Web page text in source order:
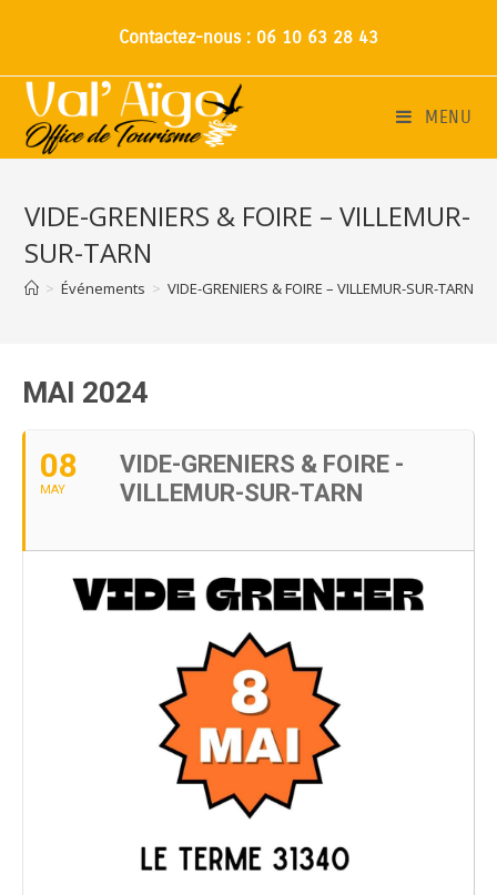
Contactez-nous : 06 10 63 28 43
MENU
VIDE-GRENIERS & FOIRE – VILLEMUR-
SUR-TARN
> Événements > VIDE-GRENIERS & FOIRE – VILLEMUR-SUR-TARN
MAI 2024
08
MAY
VIDE-GRENIERS & FOIRE -
VILLEMUR-SUR-TARN